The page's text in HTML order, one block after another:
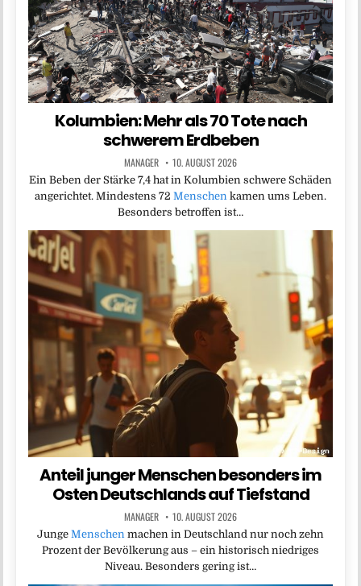
Kolumbien: Mehr als 70 Tote nach
schwerem Erdbeben
MANAGER 10. AUGUST 2026
Ein Beben der Stärke 7,4 hat in Kolumbien schwere Schäden
angerichtet. Mindestens 72 Menschen kamen ums Leben.
Besonders betroffen ist…
Anteil junger Menschen besonders im
Osten Deutschlands auf Tiefstand
MANAGER 10. AUGUST 2026
Junge Menschen machen in Deutschland nur noch zehn
Prozent der Bevölkerung aus – ein historisch niedriges
Niveau. Besonders gering ist…